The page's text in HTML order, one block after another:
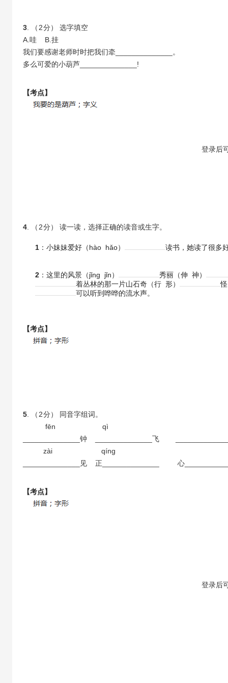
3 . （ 2分） 选字填空
A.哇 B.挂
我们要感谢老师时时把我们牵______________。
多么可爱的小葫芦______________!
【考点】
登录后
4 . （ 2分） 读一读，选择正确的读音或生字。
1 ：小妹妹爱好（hào hǎo） 读书，她读了很多
2 ：这里的风景（jǐnɡ jǐn）
秀丽（伸 神）
着丛林的那一片山石奇（行 形）
可以听到哗哗的流水声。
【考点】
5 . （ 2分） 同音字组词。
fēn qì
______________钟 ______________飞
zài qínɡ
______________见 正______________ 心
【考点】
登录后